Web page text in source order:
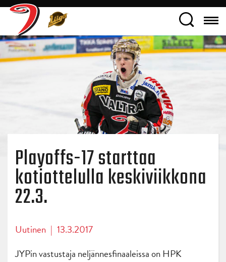
Playoffs-17 starttaa
kotiottelulla keskiviikkona
22.3.
Uutinen | 13.3.2017
JYPin vastustaja neljännesfinaaleissa on HPK